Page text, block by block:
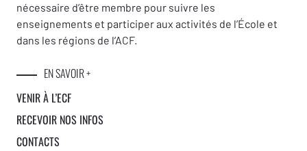
nécessaire d’être membre pour suivre les
enseignements et participer aux activités de l’École et
dans les régions de l’ACF.
EN SAVOIR +
VENIR À L’ECF
RECEVOIR NOS INFOS
CONTACTS